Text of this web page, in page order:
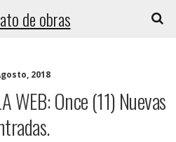
de obras
2018
WEB: Once (11) Nuevas